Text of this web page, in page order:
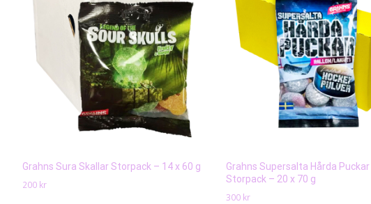
Grahns Sura Skallar Storpack – 14 x 60 g
200 kr
Grahns Supersalta Hårda Puckar
Storpack – 20 x 70 g
300 kr